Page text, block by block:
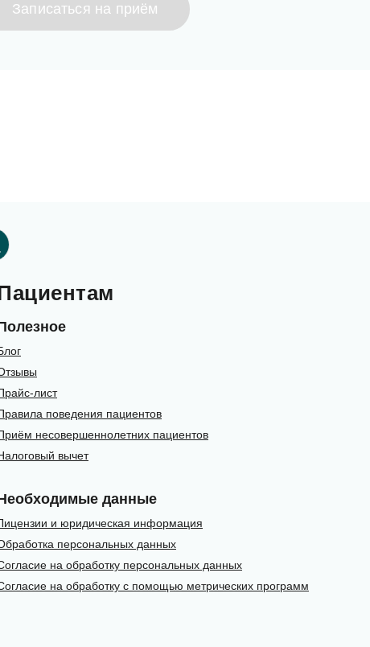
Записаться на приём
лист
поведения пациентов
несовершеннолетних пациентов
вычет
данные
и юридическая информация
персональных данных
на обработку персональных данных
на обработку с помощью метрических программ